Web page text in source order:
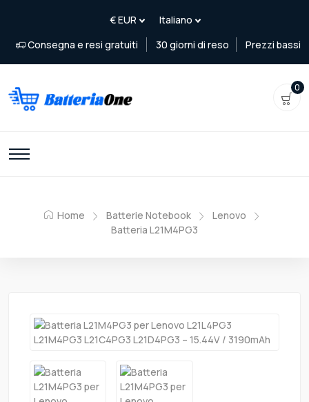
Consegna e resi gratuiti 30 giorni di reso Prezzi bassi
0
Home Batterie Notebook
Lenovo
Batteria L21M4PG3